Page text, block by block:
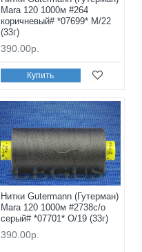
Mara 120 1000м #264
коричневый# *07699* M/22
(33г)
390.00р.
Купить
Нитки Gutermann (Гутерман)
Mara 120 1000м #2738с/о
серый# *07701* O/19 (33г)
390.00р.